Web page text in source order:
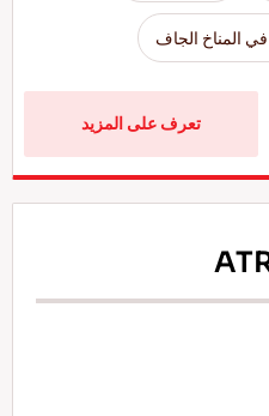
المناخ الجاف
تعرف على المزيد